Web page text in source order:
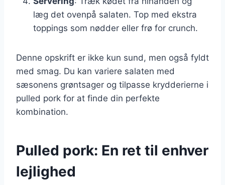
læg det ovenpå salaten. Top med ekstra
toppings som nødder eller frø for crunch.
Denne opskrift er ikke kun sund, men også fyldt
med smag. Du kan variere salaten med
sæsonens grøntsager og tilpasse krydderierne i
pulled pork for at finde din perfekte
kombination.
Pulled pork: En ret til enhver
lejlighed